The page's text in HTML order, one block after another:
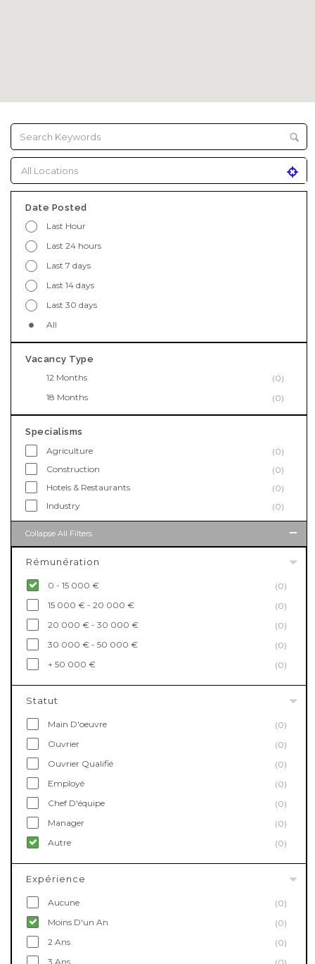
Date Posted
Last Hour
Last 24 hours
Last 7 days
Last 14 days
Last 30 days
All
Vacancy Type
12 Months
(0)
18 Months
(0)
Specialisms
Agriculture
(0)
Construction
(0)
Hotels & Restaurants
(0)
Industry
(0)
Collapse All Filters
Rémunération
0 - 15 000 €
(0)
15 000 € - 20 000 €
(0)
20 000 € - 30 000 €
(0)
30 000 € - 50 000 €
(0)
+ 50 000 €
(0)
Statut
Main D'oeuvre
(0)
Ouvrier
(0)
Ouvrier Qualifié
(0)
Employé
(0)
Chef D'équipe
(0)
Manager
(0)
Autre
(0)
Expérience
Aucune
(0)
Moins D'un An
(0)
2 Ans
(0)
3 Ans